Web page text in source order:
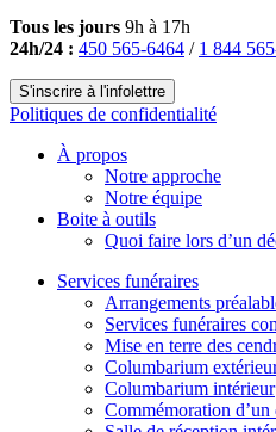
Tous les jours 9h à 17h
24h/24 : 450 565-6464 / 1 844
S'inscrire à l'infolettre
Politiques de confidentialité
À propos
Notre approche
Notre équipe
Boite à outils
Quoi faire lors d’un
Services funéraires
Arrangements
Services funéraires
Mise en terre des
Columbarium
Columbarium intérieur
Commémoration d’un